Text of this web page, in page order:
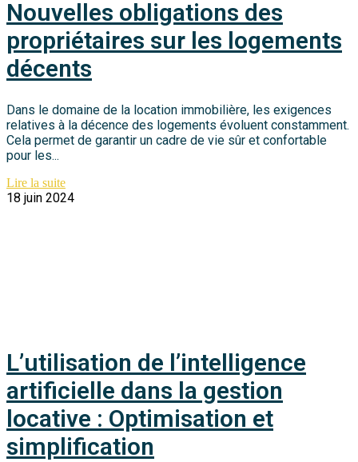
Nouvelles obligations des
propriétaires sur les logements
décents
Dans le domaine de la location immobilière, les exigences
relatives à la décence des logements évoluent constamment.
Cela permet de garantir un cadre de vie sûr et confortable
pour les...
Lire la suite
18 juin 2024
L’utilisation de l’intelligence
artificielle dans la gestion
locative : Optimisation et
simplification